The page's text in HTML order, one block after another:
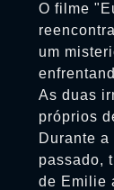
O filme
um
As duas
próprios
Durante
passado,
de Emilie